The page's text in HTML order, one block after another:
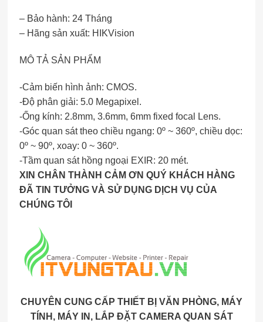
– Bảo hành: 24 Tháng
– Hãng sản xuất: HIKVision
MÔ TẢ SẢN PHẨM
-Cảm biến hình ảnh: CMOS.
-Độ phân giải: 5.0 Megapixel.
-Ống kính: 2.8mm, 3.6mm, 6mm fixed focal Lens.
-Góc quan sát theo chiều ngang: 0º ~ 360º, chiều dọc:
0º ~ 90º, xoay: 0 ~ 360º.
-Tầm quan sát hồng ngoại EXIR: 20 mét.
XIN CHÂN THÀNH CẢM ƠN QUÝ KHÁCH HÀNG
ĐÃ TIN TƯỞNG VÀ SỬ DỤNG DỊCH VỤ CỦA
CHÚNG TÔI
CHUYÊN CUNG CẤP THIẾT BỊ VĂN PHÒNG, MÁY
TÍNH, MÁY IN, LẮP ĐẶT CAMERA QUAN SÁT